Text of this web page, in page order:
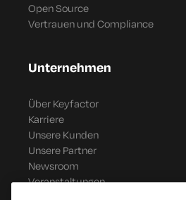
Open Source
Vertrauen und Compliance
Unternehmen
Über Keyfactor
Karriere
Unsere Kunden
Unsere Partner
Newsroom
Veranstaltungen